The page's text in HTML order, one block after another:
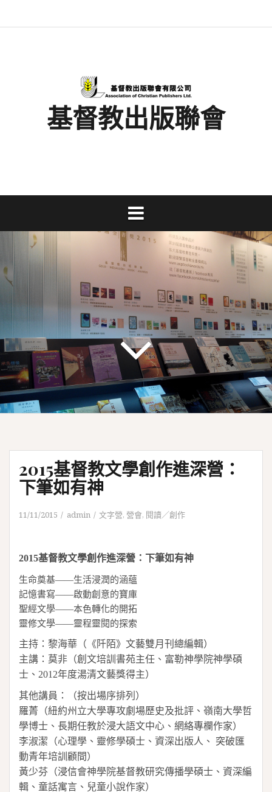
新 督 讀 展 書 字 動 港
出
版
事
業
獻
基督教出版聯會
2015基督教文學創作進深營：
下筆如有神
11/11/2015 admin 文字營, 營會, 閱讀／創作
2015基督教文學創作進深營：下筆如有神
生命奠基——生活浸潤的涵蘊
記憶書寫——啟動創意的寶庫
聖經文學——本色轉化的開拓
靈修文學——靈程靈閱的探索
主持：黎海華（《阡陌》文藝雙月刊總編輯）
主講：莫非（創文培訓書苑主任、富勒神學院神學碩
士、 2012年度湯清文藝獎得主）
其他講員：（按出場序排列）
羅菁（紐約州立大學專攻劇場歷史及批評、嶺南大學哲
學博士、長期任教於浸大語文中心、網絡專欄作家）
李淑潔（心理學、靈修學碩士、資深出版人、 突破匯
動青年培訓顧間）
黃少芬（浸信會神學院基督教研究傳播學碩士、資深編
輯、童話寓言、兒童小說作家）